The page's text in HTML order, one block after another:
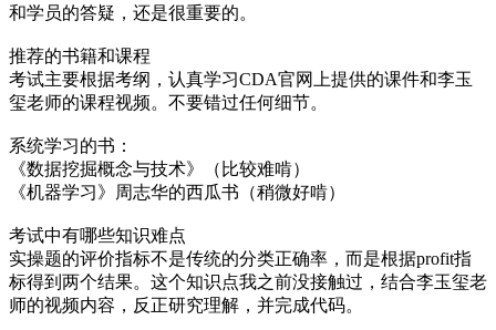
和学员的答疑，还是很重要的。
推荐的书籍和课程
考试主要根据考纲，认真学习CDA官网上提供的课件和李玉
玺老师的课程视频。不要错过任何细节。
系统学习的书：
《数据挖掘概念与技术》（比较难啃）
《机器学习》周志华的西瓜书（稍微好啃）
考试中有哪些知识难点
实操题的评价指标不是传统的分类正确率，而是根据profit指
标得到两个结果。这个知识点我之前没接触过，结合李玉玺老
师的视频内容，反正研究理解，并完成代码。